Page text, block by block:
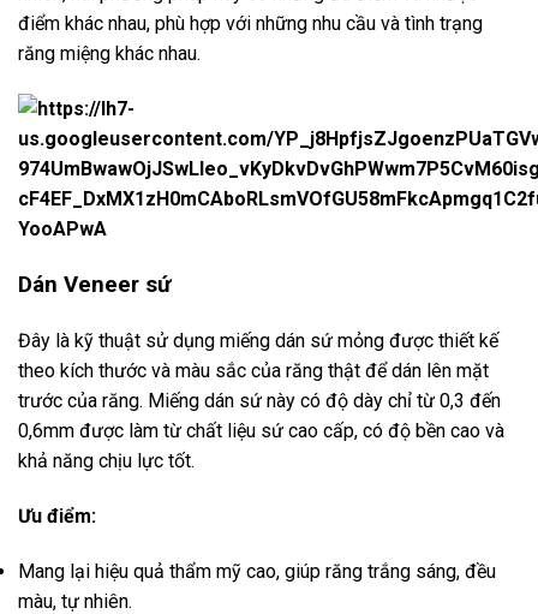
điểm khác nhau, phù hợp với những nhu cầu và tình trạng
răng miệng khác nhau.
Dán Veneer sứ
Đây là kỹ thuật sử dụng miếng dán sứ mỏng được thiết kế
theo kích thước và màu sắc của răng thật để dán lên mặt
trước của răng. Miếng dán sứ này có độ dày chỉ từ 0,3 đến
0,6mm được làm từ chất liệu sứ cao cấp, có độ bền cao và
khả năng chịu lực tốt.
Ưu điểm:
Mang lại hiệu quả thẩm mỹ cao, giúp răng trắng sáng, đều
màu, tự nhiên.